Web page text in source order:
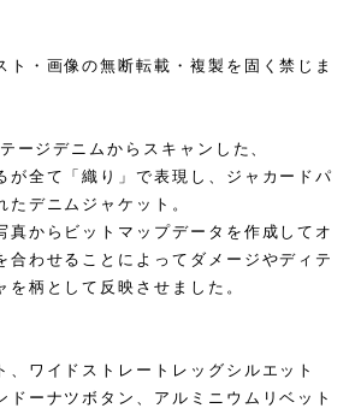
ト・画像の無断転載・複製を固く禁じま
ージデニムからスキャンした、
が全て「織り」で表現し、ジャカードパ
たデニムジャケット。
真からビットマップデータを作成してオ
合わせることによってダメージやディテ
を柄として反映させました。
、ワイドストレートレッグシルエット
ドーナツボタン、アルミニウムリベット